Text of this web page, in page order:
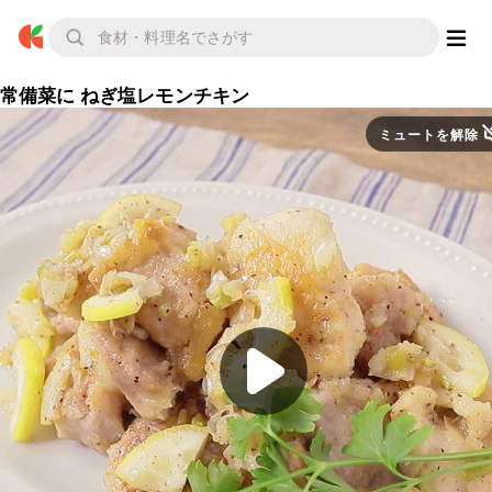
常備菜に ねぎ塩レモンチキン
ミュートを解除